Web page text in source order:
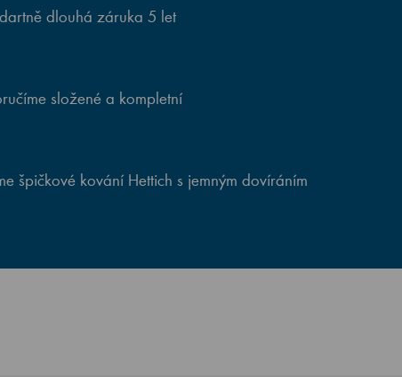
dlouhá záruka 5 let
složené a kompletní
špičkové kování Hettich s jemným dovíráním